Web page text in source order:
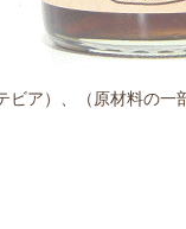
ビア）、（原材料の一